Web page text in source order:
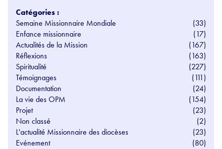
Catégories :
Semaine Missionnaire Mondiale
(33)
Enfance missionnaire
(17)
Actualités de la Mission
(167)
Réflexions
(163)
Spiritualité
(227)
Témoignages
(111)
Documentation
(24)
La vie des OPM
(154)
Projet
(23)
Non classé
(2)
L'actualité Missionnaire des diocèses
(23)
Evénement
(80)